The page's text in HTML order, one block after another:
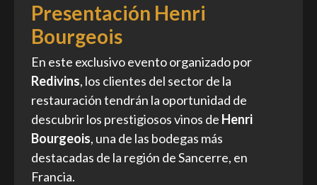
Presentación Henri
Bourgeois
En este exclusivo evento organizado por
Redivins, los clientes del sector de la
restauración tendrán la oportunidad de
descubrir los prestigiosos vinos de Henri
Bourgeois, una de las bodegas más
destacadas de la región de Sancerre, en
Francia.